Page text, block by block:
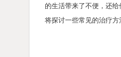
的生活带来了不便，还
将探讨一些常见的治疗方